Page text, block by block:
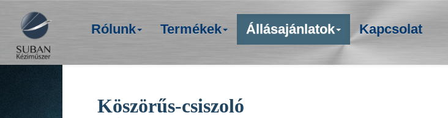
Rólunk Termékek Állásajánlatok Kapcsolat
Köszörűs-csiszoló